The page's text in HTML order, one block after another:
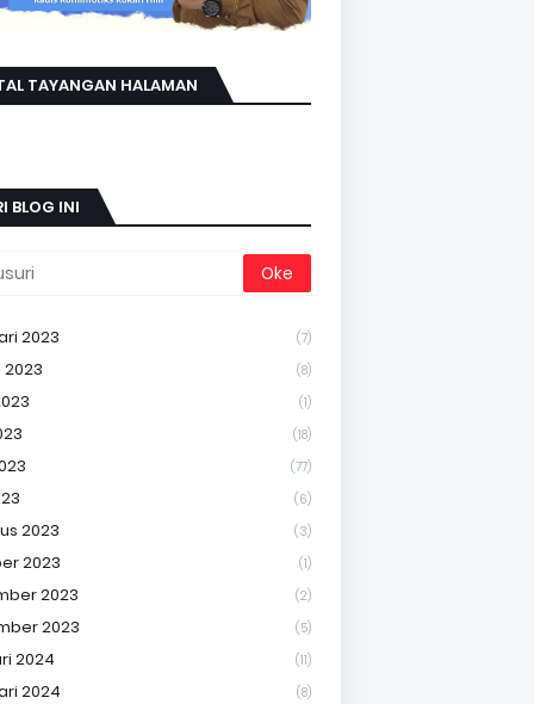
TAYANGAN HALAMAN
BLOG INI
2023 (7)
(8)
(1)
(18)
(77)
(6)
2023 (3)
2023 (1)
2023 (2)
2023 (5)
2024 (11)
2024 (8)